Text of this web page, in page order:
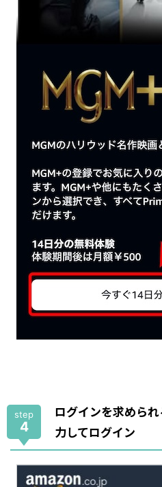
step
4
ログインを求めら
力してログイン